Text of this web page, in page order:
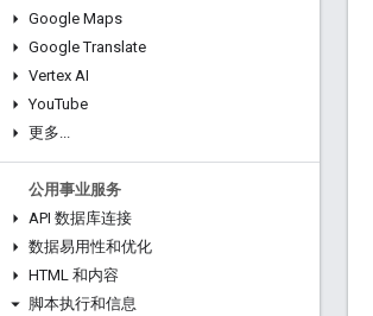
Google Maps
Google Translate
Vertex AI
YouTube
更多...
公用事业服务
API 数据库连接
数据易用性和优化
HTML 和内容
脚本执行和信息